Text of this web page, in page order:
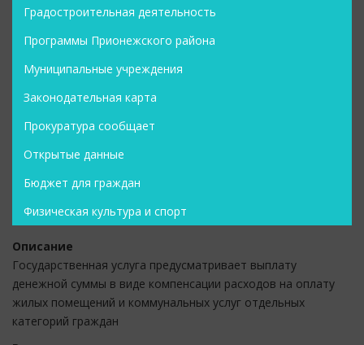
Градостроительная деятельность
Программы Прионежского района
Муниципальные учреждения
Законодательная карта
Прокуратура сообщает
Открытые данные
Бюджет для граждан
Физическая культура и спорт
Описание
Государственная услуга предусматривает выплату
денежной суммы в виде компенсации расходов на оплату
жилых помещений и коммунальных услуг отдельных
категорий граждан